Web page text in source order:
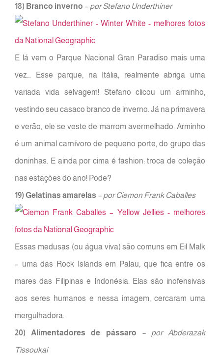
18) Branco inverno – por Stefano Underthiner
E lá vem o Parque Nacional Gran Paradiso mais uma
vez… Esse parque, na Itália, realmente abriga uma
variada vida selvagem! Stefano clicou um arminho,
vestindo seu casaco branco de inverno. Já na primavera
e verão, ele se veste de marrom avermelhado. Arminho
é um animal carnívoro de pequeno porte, do grupo das
doninhas. E ainda por cima é fashion: troca de coleção
nas estações do ano! Pode?
19) Gelatinas amarelas – por Ciemon Frank Caballes
Essas medusas (ou água viva) são comuns em Eil Malk
– uma das Rock Islands em Palau, que fica entre os
mares das Filipinas e Indonésia. Elas são inofensivas
aos seres humanos e nessa imagem, cercaram uma
mergulhadora.
20) Alimentadores de pássaro – por Abderazak
Tissoukai